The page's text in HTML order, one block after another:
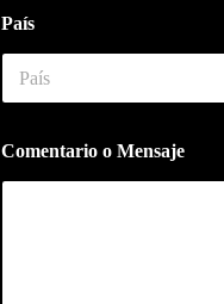
País
t
e
Comentario o Mensaje